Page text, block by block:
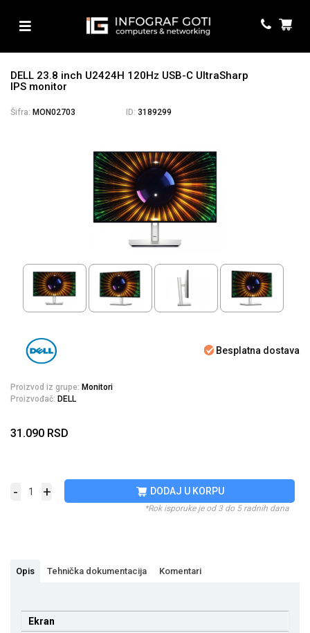
DELL 23.8 inch U2424H 120Hz USB-C UltraSharp
IPS monitor
Šifra: MON02703 ID: 3189299
Besplatna dostava
Proizvod iz grupe: Monitori
Proizvođač: DELL
31.090 RSD
- + DODAJ U KORPU
*Rok isporuke je od 3 do 5 radnih dana
Opis Tehnička dokumentacija Komentari
Ekran